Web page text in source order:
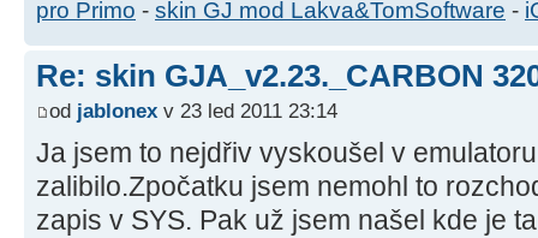
pro Primo - skin GJ mod Lakva&TomSoftware -
Re: skin GJA_v2.23._CARBON
od jablonex v 23 led 2011 23:14
Ja jsem to nejdřiv vyskoušel v
zalibilo.Zpočatku jsem nemohl to
zapis v SYS. Pak už jsem našel kde je